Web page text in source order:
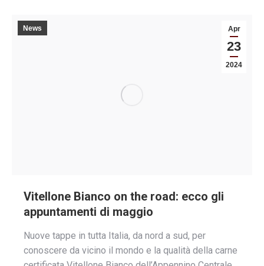
Apr
23
2024
News
Vitellone Bianco on the road: ecco gli
appuntamenti di maggio
Nuove tappe in tutta Italia, da nord a sud, per
conoscere da vicino il mondo e la qualità della carne